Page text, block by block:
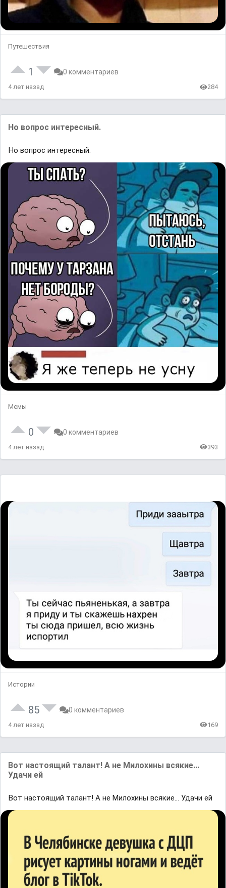
Путешествия
1 0 комментариев
4 лет назад 284
Но вопрос интересный.
Но вопрос интересный.
Мемы
0 0 комментариев
4 лет назад 393
Истории
85 0 комментариев
4 лет назад 169
Boт нacтoящий тaлaнт! A нe Mилoxины вcякиe...
Удaчи eй
Boт нacтoящий тaлaнт! A нe Mилoxины вcякиe... Удaчи eй